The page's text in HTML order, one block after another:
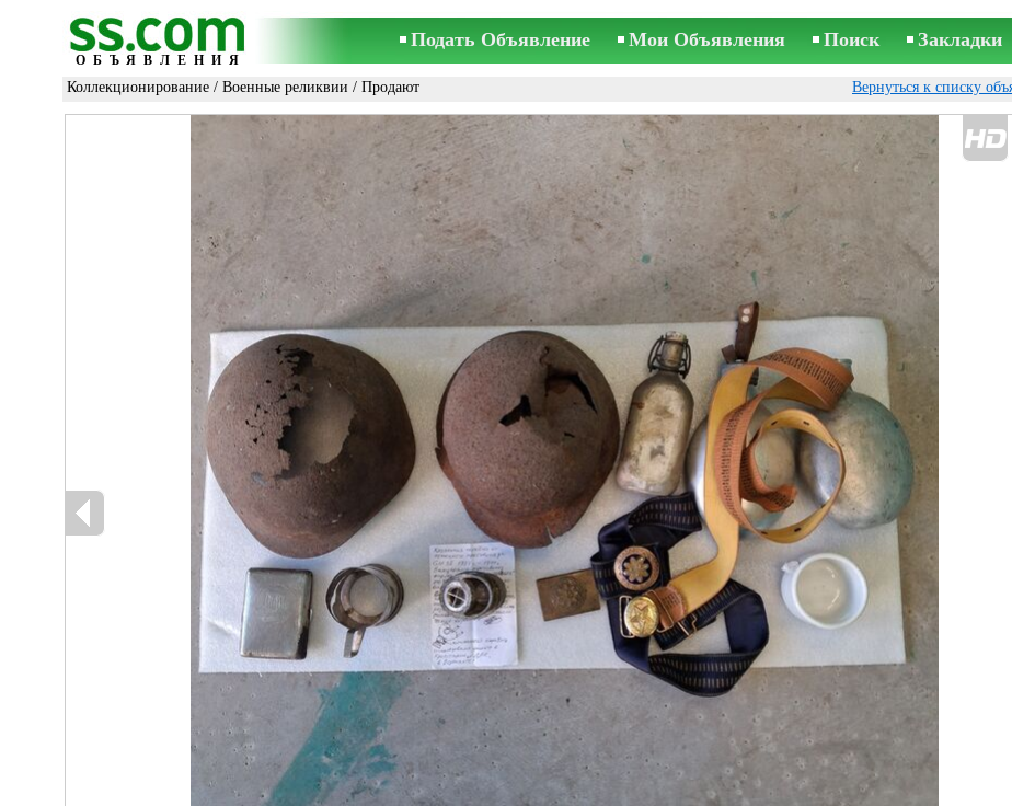
ОБЪЯВЛЕНИЯ
Подать Объявление Мои Объявления Поиск Закладки
Коллекционирование / Военные реликвии / Продают Вернуться к списку